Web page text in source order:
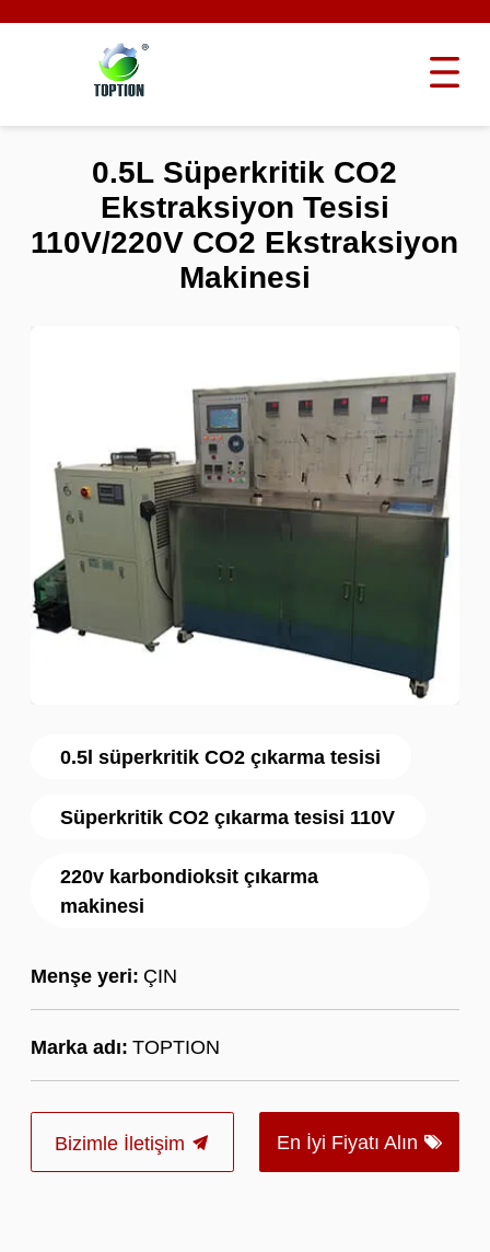
0.5l süperkritik CO2 çıkarma tesisi
Süperkritik CO2 çıkarma tesisi 110V
220v karbondioksit çıkarma
makinesi
Menşe yeri: ÇIN
Marka adı: TOPTION
Bizimle İletişim En İyi Fiyatı Alın
0.5L Süperkritik CO2
Ekstraksiyon Tesisi
110V/220V CO2 Ekstraksiyon
Makinesi